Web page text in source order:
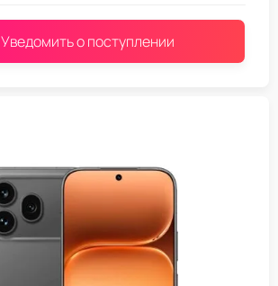
Уведомить о поступлении